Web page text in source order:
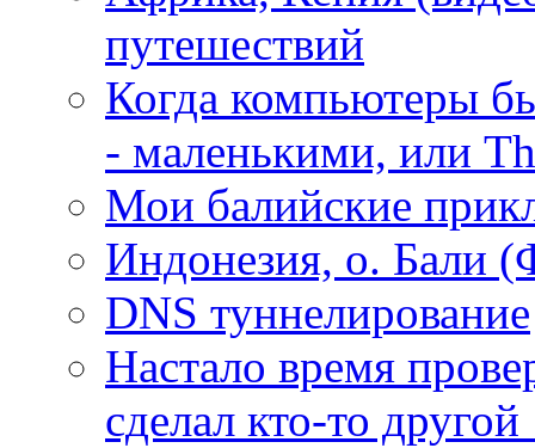
путешествий
Когда компьютеры
- маленькими, или
Мои балийские
Индонезия, о. Бали
DNS туннелирование
Настало время
сделал кто-то другой